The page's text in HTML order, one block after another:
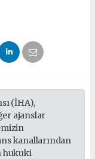
(İHA),
ajanslar
kanallarından
hukuki